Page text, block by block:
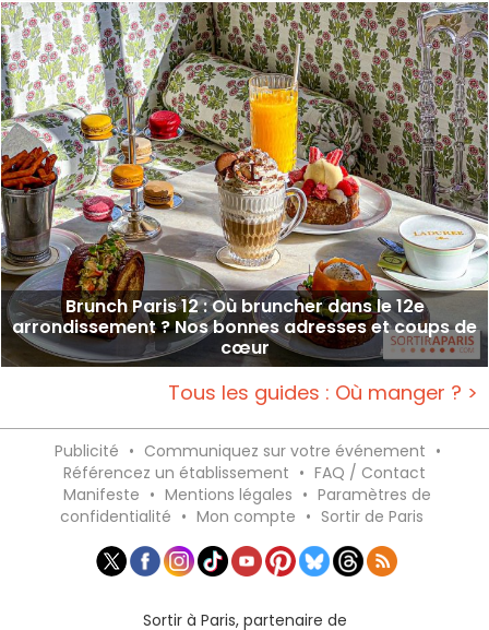
Brunch Paris 12 : Où bruncher dans le 12e
arrondissement ? Nos bonnes adresses et coups de
cœur
Tous les guides : Où manger ? >
Publicité • Communiquez sur votre événement •
Référencez un établissement • FAQ / Contact
Manifeste • Mentions légales • Paramètres de
confidentialité • Mon compte • Sortir de Paris
Sortir à Paris, partenaire de